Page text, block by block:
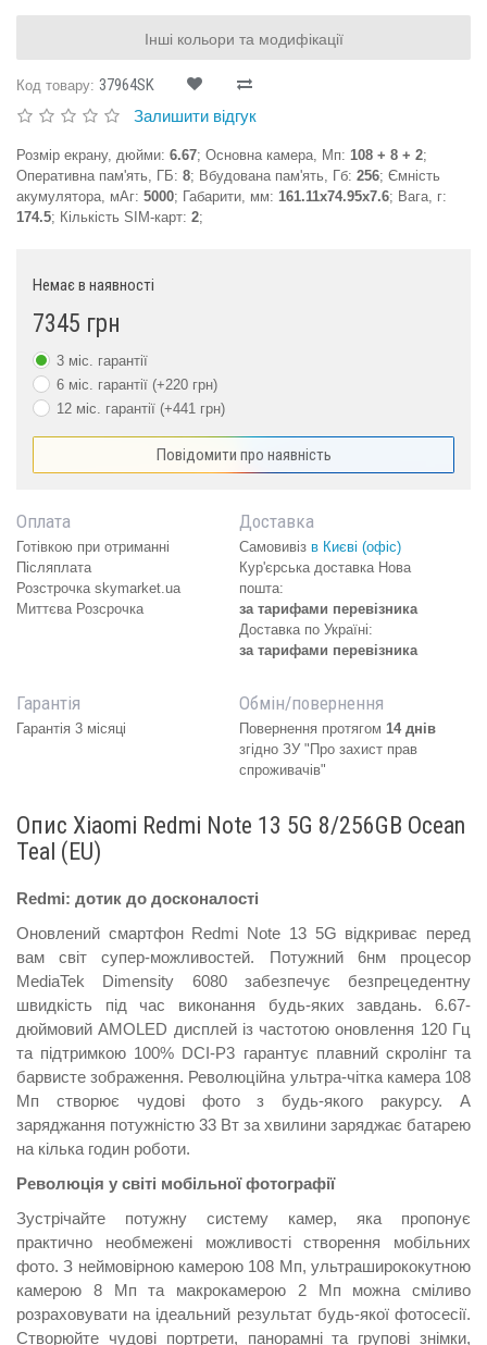
Інші кольори та модифікації
Код товару: 37964SK
Залишити відгук
Розмір екрану, дюйми: 6.67; Основна камера, Мп: 108 + 8 + 2;
Оперативна пам'ять, ГБ: 8; Вбудована пам'ять, Гб: 256; Ємність
акумулятора, мАг: 5000; Габарити, мм: 161.11x74.95x7.6; Вага, г:
174.5; Кількість SIM-карт: 2;
Немає в наявності
7345 грн
3 міс. гарантії
6 міс. гарантії (+220 грн)
12 міс. гарантії (+441 грн)
Повідомити про наявність
Оплата
Готівкою при отриманні
Післяплата
Розстрочка skymarket.ua
Миттєва Розсрочка
Доставка
Самовивіз в Києві (офіс)
Кур'єрська доставка Нова
пошта:
за тарифами перевізника
Доставка по Україні:
за тарифами перевізника
Гарантія
Гарантія 3 місяці
Обмін/повернення
Повернення протягом 14 днів
згідно ЗУ "Про захист прав
спроживачів"
Опис Xiaomi Redmi Note 13 5G 8/256GB Ocean
Teal (EU)
Redmi: дотик до досконалості
Оновлений смартфон Redmi Note 13 5G відкриває перед
вам світ супер-можливостей. Потужний 6нм процесор
MediaTek Dimensity 6080 забезпечує безпрецедентну
швидкість під час виконання будь-яких завдань. 6.67-
дюймовий AMOLED дисплей із частотою оновлення 120 Гц
та підтримкою 100% DCI-P3 гарантує плавний скролінг та
барвисте зображення. Революційна ультра-чітка камера 108
Мп створює чудові фото з будь-якого ракурсу. А
заряджання потужністю 33 Вт за хвилини заряджає батарею
на кілька годин роботи.
Революція у світі мобільної фотографії
Зустрічайте потужну систему камер, яка пропонує
практично необмежені можливості створення мобільних
фото. З неймовірною камерою 108 Мп, ультраширококутною
камерою 8 Мп та макрокамерою 2 Мп можна сміливо
розраховувати на ідеальний результат будь-якої фотосесії.
Створюйте чудові портрети, панорамні та групові знімки,